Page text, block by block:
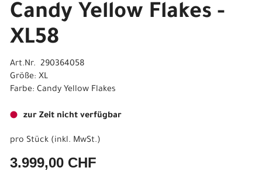
Candy Yellow Flakes -
XL58
Art.Nr. 290364058
Größe: XL
Farbe: Candy Yellow Flakes
zur Zeit nicht verfügbar
pro Stück (inkl. MwSt.)
3.999,00 CHF